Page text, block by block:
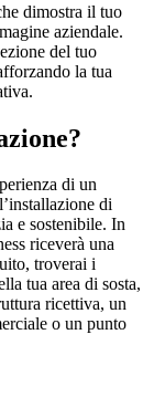
dimostra il tuo
aziendale.
del tuo
la tua
di un
di
e sostenibile. In
riceverà una
troverai i
tua area di sosta,
ricettiva, un
o un punto